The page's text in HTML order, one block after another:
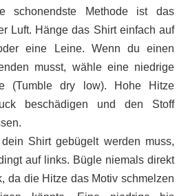
schonendste Methode ist das
Luft. Hänge das Shirt einfach auf
eine Leine. Wenn du einen
musst, wähle eine niedrige
(Tumble dry low). Hohe Hitze
beschädigen und den Stoff
Shirt gebügelt werden muss,
auf links. Bügle niemals direkt
da die Hitze das Motiv schmelzen